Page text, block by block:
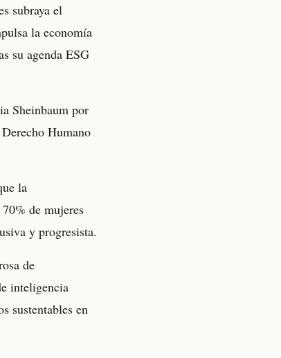
subraya el
la economía
su agenda ESG
Sheinbaum por
Humano
la
de mujeres
y progresista.
de
inteligencia
sustentables en